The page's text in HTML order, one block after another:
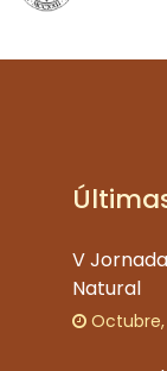
V
Natural